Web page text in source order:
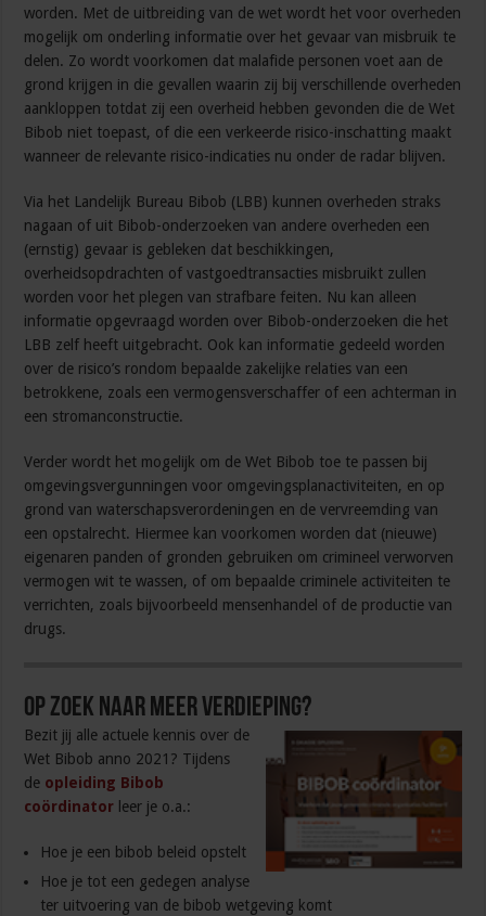
worden. Met de uitbreiding van de wet wordt het voor overheden
mogelijk om onderling informatie over het gevaar van misbruik te
delen. Zo wordt voorkomen dat malafide personen voet aan de
grond krijgen in die gevallen waarin zij bij verschillende overheden
aankloppen totdat zij een overheid hebben gevonden die de Wet
Bibob niet toepast, of die een verkeerde risico-inschatting maakt
wanneer de relevante risico-indicaties nu onder de radar blijven.
Via het Landelijk Bureau Bibob (LBB) kunnen overheden straks
nagaan of uit Bibob-onderzoeken van andere overheden een
(ernstig) gevaar is gebleken dat beschikkingen,
overheidsopdrachten of vastgoedtransacties misbruikt zullen
worden voor het plegen van strafbare feiten. Nu kan alleen
informatie opgevraagd worden over Bibob-onderzoeken die het
LBB zelf heeft uitgebracht. Ook kan informatie gedeeld worden
over de risico’s rondom bepaalde zakelijke relaties van een
betrokkene, zoals een vermogensverschaffer of een achterman in
een stromanconstructie.
Verder wordt het mogelijk om de Wet Bibob toe te passen bij
omgevingsvergunningen voor omgevingsplanactiviteiten, en op
grond van waterschapsverordeningen en de vervreemding van
een opstalrecht. Hiermee kan voorkomen worden dat (nieuwe)
eigenaren panden of gronden gebruiken om crimineel verworven
vermogen wit te wassen, of om bepaalde criminele activiteiten te
verrichten, zoals bijvoorbeeld mensenhandel of de productie van
drugs.
Op zoek naar meer verdieping?
Bezit jij alle actuele kennis over de
Wet Bibob anno 2021? Tijdens
de opleiding Bibob
coördinator leer je o.a.:
Hoe je een bibob beleid opstelt
Hoe je tot een gedegen analyse
ter uitvoering van de bibob wetgeving komt